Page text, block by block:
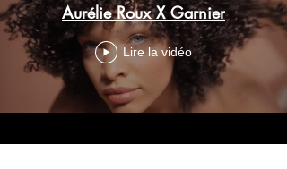
Aurélie Roux X Garnier
Lire la vidéo